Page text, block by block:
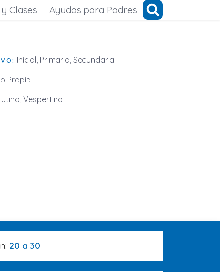
Clases Ayudas para Padres
Inicial, Primaria, Secundaria
Propio
Vespertino
20 a 30